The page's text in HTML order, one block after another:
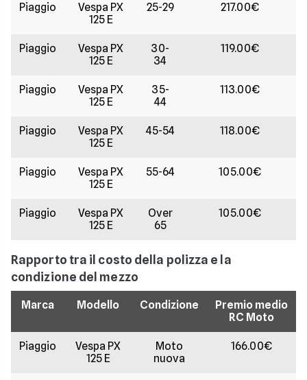
Piaggio
Vespa PX
125 E
25-29 217.00€
Piaggio
Vespa PX
125 E
30-
34
119.00€
Piaggio
Vespa PX
125 E
35-
44
113.00€
Piaggio
Vespa PX
125 E
45-54 118.00€
Piaggio
Vespa PX
125 E
55-64 105.00€
Piaggio
Vespa PX
125 E
Over
65
105.00€
Rapporto tra il costo della polizza e la
condizione del mezzo
Marca Modello Condizione
Premio medio
RC Moto
Piaggio
Vespa PX
125 E
Moto
nuova
166.00€